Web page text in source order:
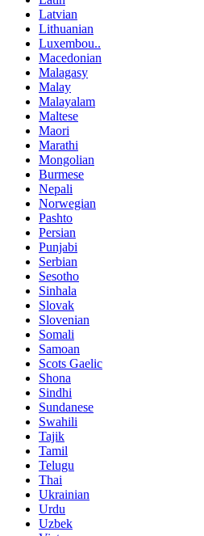
Latvian
Lithuanian
Luxembou..
Macedonian
Malagasy
Malay
Malayalam
Maltese
Maori
Marathi
Mongolian
Burmese
Nepali
Norwegian
Pashto
Persian
Punjabi
Serbian
Sesotho
Sinhala
Slovak
Slovenian
Somali
Samoan
Scots Gaelic
Shona
Sindhi
Sundanese
Swahili
Tajik
Tamil
Telugu
Thai
Ukrainian
Urdu
Uzbek